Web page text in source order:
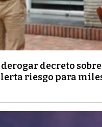
decreto sobre
riesgo para